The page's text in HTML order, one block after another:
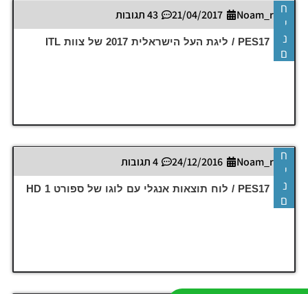
Noam_r
21/04/2017 43 תגובות
PES17 PC / ליגת העל הישראלית 2017 של צוות ITL
ח
י
נ
ם
Noam_r
24/12/2016 4 תגובות
PES17 PC / לוח תוצאות אנגלי עם לוגו של ספורט 1 HD
ח
י
נ
ם